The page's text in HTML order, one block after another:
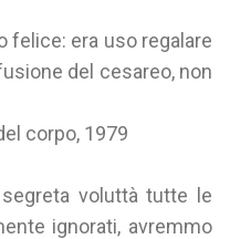
felice: era uso regalare
del cesareo, non
corpo, 1979
voluttà tutte le
ignorati, avremmo